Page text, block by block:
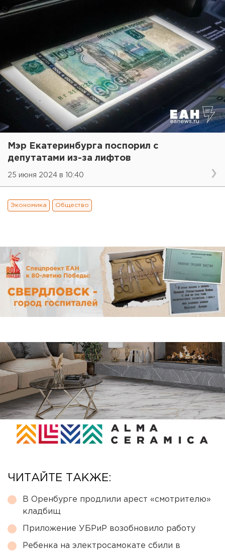
Мэр Екатеринбурга поспорил с
депутатами из-за лифтов
25 июня 2024 в 10:40
Экономика Общество
ЧИТАЙТЕ ТАКЖЕ:
В Оренбурге продлили арест «смотрителю»
кладбищ
Приложение УБРиР возобновило работу
Ребенка на электросамокате сбили в